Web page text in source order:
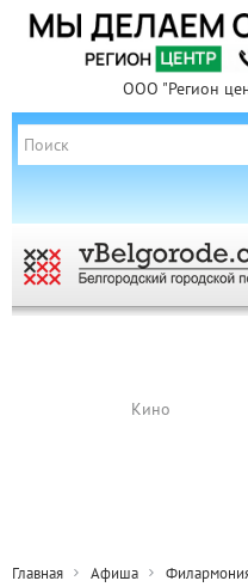
ООО "Регион
Кино
Главная Афиша